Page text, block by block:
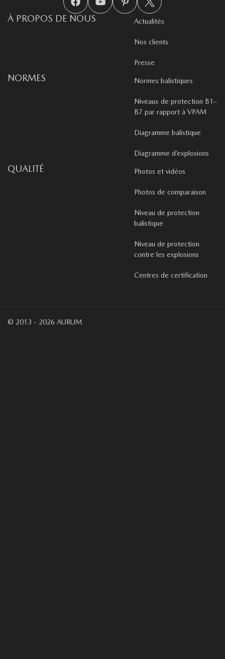
À PROPOS DE NOUS Actualités
Nos clients
Presse
NORMES Normes balistiques
Niveaux de protection B1–
B7 par rapport à VPAM
Diagramme balistique
Diagramme d’explosions
QUALITÉ Photos et vidéos
Photos de comparaison
Niveau de protection
balistique
Niveau de protection
contre les explosions
Centres de certification
© 2013 - 2026 AURUM